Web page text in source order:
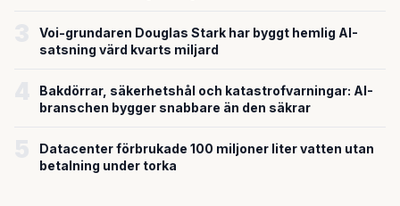
Voi-grundaren Douglas Stark har byggt hemlig AI-
satsning värd kvarts miljard
Bakdörrar, säkerhetshål och katastrofvarningar: AI-
branschen bygger snabbare än den säkrar
Datacenter förbrukade 100 miljoner liter vatten utan
betalning under torka